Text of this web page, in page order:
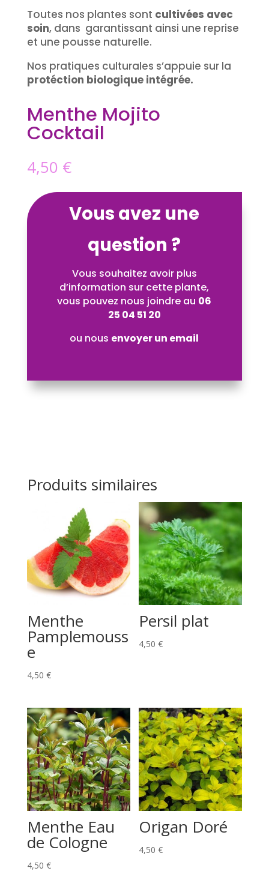
Toutes nos plantes sont cultivées avec
soin, dans garantissant ainsi une reprise
et une pousse naturelle.
Nos pratiques culturales s’appuie sur la
protéction biologique intégrée.
Menthe Mojito
Cocktail
4,50 €
Vous avez une
question ?
Vous souhaitez avoir plus
d’information sur cette plante,
vous pouvez nous joindre au 06
25 04 51 20
ou nous envoyer un email
Produits similaires
Menthe
Pamplemouss
e
4,50 €
Persil plat
4,50€
Menthe Eau
de Cologne
4,50 €
Origan Doré
4,50€